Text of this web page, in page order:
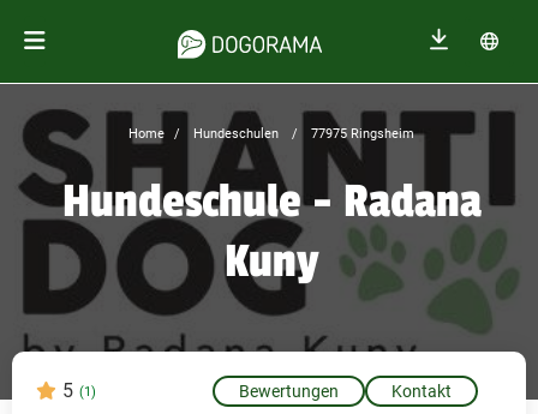
Home Hundeschulen 77975 Ringsheim
Hundeschule - Radana
Kuny
5 (1) Bewertungen Kontakt